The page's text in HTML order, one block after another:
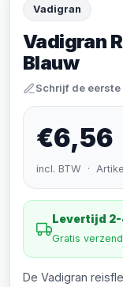
Vadigran
Vadigran
Blauw
Schrijf de
€6,56
incl. BTW ·
Levertijd
Gratis
De Vadigran